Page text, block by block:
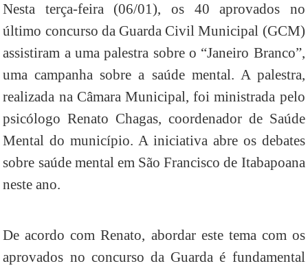
Nesta terça-feira (06/01), os 40 aprovados no
último concurso da Guarda Civil Municipal (GCM)
assistiram a uma palestra sobre o “Janeiro Branco”,
uma campanha sobre a saúde mental. A palestra,
realizada na Câmara Municipal, foi ministrada pelo
psicólogo Renato Chagas, coordenador de Saúde
Mental do município. A iniciativa abre os debates
sobre saúde mental em São Francisco de Itabapoana
neste ano.
De acordo com Renato, abordar este tema com os
aprovados no concurso da Guarda é fundamental